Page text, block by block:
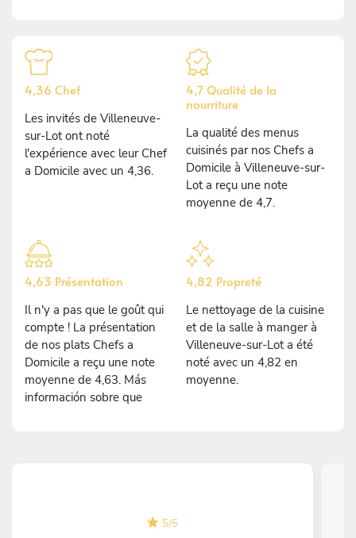
4,36 Chef
Les invités de Villeneuve-
sur-Lot ont noté
l'expérience avec leur Chef
a Domicile avec un 4,36.
4,7 Qualité de la
nourriture
La qualité des menus
cuisinés par nos Chefs a
Domicile à Villeneuve-sur-
Lot a reçu une note
moyenne de 4,7.
4,63 Présentation
Il n'y a pas que le goût qui
compte ! La présentation
de nos plats Chefs a
Domicile a reçu une note
moyenne de 4,63. Más
información sobre que
4,82 Propreté
Le nettoyage de la cuisine
et de la salle à manger à
Villeneuve-sur-Lot a été
noté avec un 4,82 en
moyenne.
5/5